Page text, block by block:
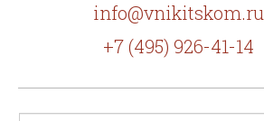
info@vnikitskom.ru
+7 (495) 926-41-14